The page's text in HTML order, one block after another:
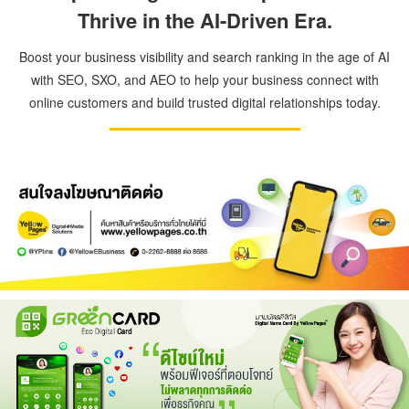
Thrive in the AI-Driven Era.
Boost your business visibility and search ranking in the age of AI
with SEO, SXO, and AEO to help your business connect with
online customers and build trusted digital relationships today.